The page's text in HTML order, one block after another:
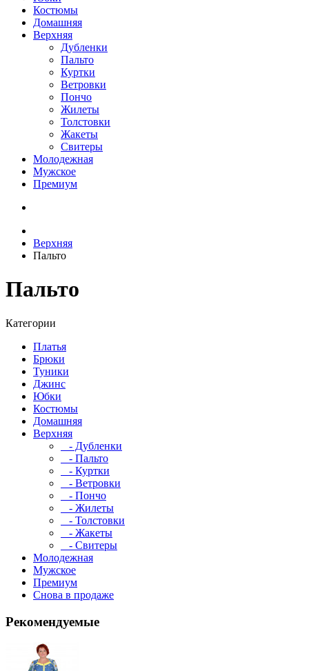
Костюмы
Домашняя
Верхняя
Дубленки
Пальто
Куртки
Ветровки
Пончо
Жилеты
Толстовки
Жакеты
Свитеры
Молодежная
Мужское
Премиум
Верхняя
Пальто
Пальто
Категории
Платья
Брюки
Туники
Джинс
Юбки
Костюмы
Домашняя
Верхняя
- Дубленки
- Пальто
- Куртки
- Ветровки
- Пончо
- Жилеты
- Толстовки
- Жакеты
- Свитеры
Молодежная
Мужское
Премиум
Снова в продаже
Рекомендуемые